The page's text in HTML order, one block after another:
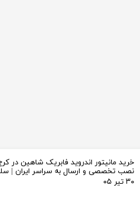
خرید مانیتور اندروید فابریک شاهین در
نصب تخصصی و ارسال به سراسر ایران |
۳۰ تیر ۰۵